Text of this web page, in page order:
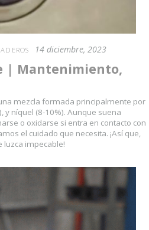
14 diciembre, 2023
| Mantenimiento,
mezcla formada principalmente por
y níquel (8-10%). Aunque suena
o oxidarse si entra en contacto con
el cuidado que necesita. ¡Así que,
impecable!